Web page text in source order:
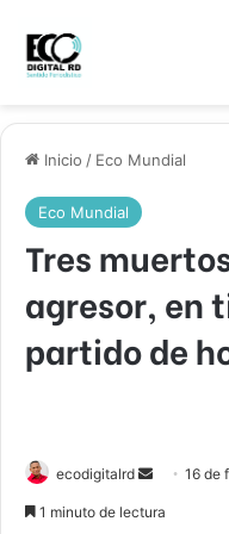
Inicio / Eco Mundial
Eco Mundial
Tres
agresor, en
partido de
ecodigitalrd
Send16 de
1 minuto de lectura